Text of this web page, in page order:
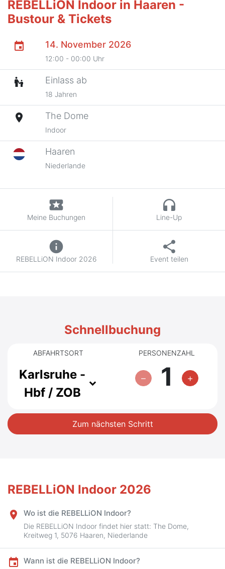
REBELLiON Indoor in Haaren -
Bustour & Tickets
event 14. November 2026
12:00 - 00:00 Uhr
escalator_warning Einlass ab
18 Jahren
place The Dome
Indoor
Haaren
Niederlande
local_activity
Meine Buchungen
headphones
Line-Up
info
REBELLiON Indoor 2026
share
Event teilen
Schnellbuchung
ABFAHRTSORT
Karlsruhe -
Hbf / ZOB
PERSONENZAHL
1
Zum nächsten Schritt
REBELLiON Indoor 2026
place Wo ist die REBELLiON Indoor?
Die REBELLiON Indoor findet hier statt: The Dome,
Kreitweg 1, 5076 Haaren, Niederlande
event Wann ist die REBELLiON Indoor?